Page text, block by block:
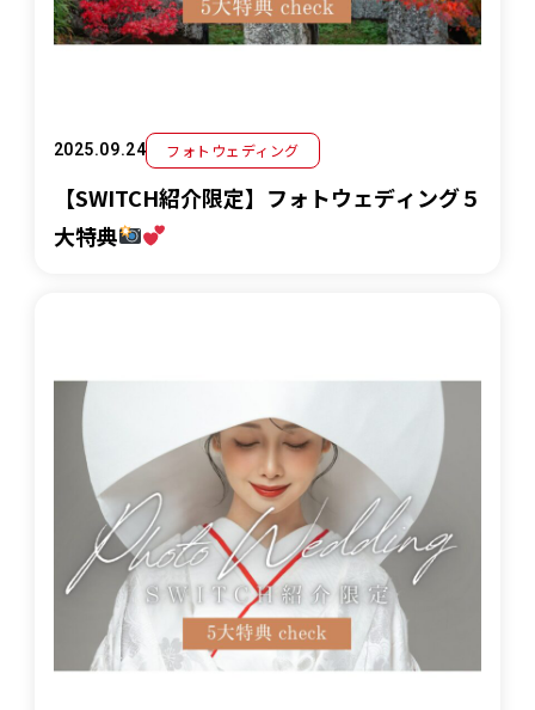
2025.09.24 フォトウェディング
【SWITCH紹介限定】フォトウェディング５
大特典